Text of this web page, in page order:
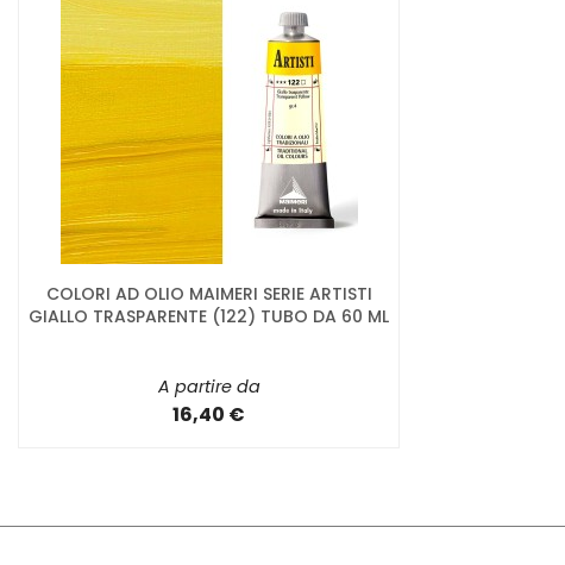
COLORI AD OLIO MAIMERI SERIE ARTISTI
GIALLO TRASPARENTE (122) TUBO DA 60 ML
A partire da
16,40 €